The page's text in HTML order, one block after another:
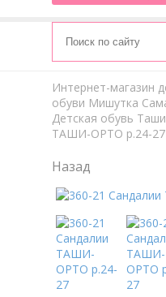
Интернет-магазин
обуви Мишутка
Детская обувь
ТАШИ-ОРТО р.24-27
Назад